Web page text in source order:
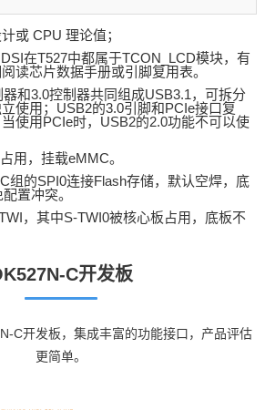
或 CPU 理论值；
在T527中都属于TCON_LCD模块，有
读芯片数据手册或引脚复用表。
和3.0控制器共同组成USB3.1，可拆分
使用；USB2的3.0引脚和PCIe接口复
使用PCIe时，USB2的2.0功能不可以使
用，挂载eMMC。
组的SPI0连接Flash存储，默认空焊，底
置冲突。
，其中S-TWI0被核心板占用，底板不
C开发板
C开发板，集成丰富的功能接口，产品评估
更简单。